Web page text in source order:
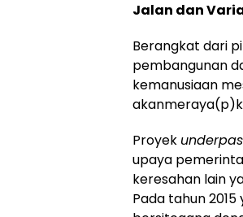
Jalan dan
Berangkat dari
pembangunan
kemanusiaan
Proyek
upaya
keresahan lain
Pada tahun